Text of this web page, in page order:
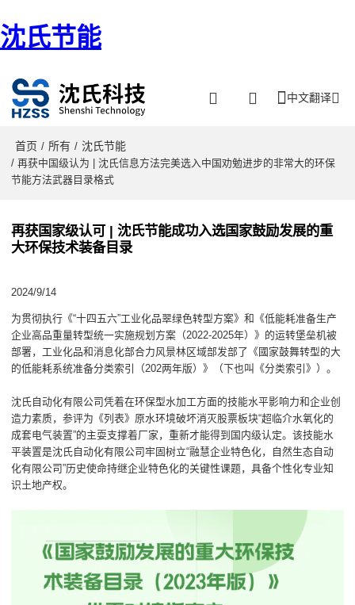
沈氏节能
中文翻译
首页 / 所有 / 沈氏节能
/ 再获中国级认为 | 沈氏信息方法完美选入中国劝勉进步的非常大的环保
节能方法武器目录格式
再获国家级认可 | 沈氏节能成功入选国家鼓励发展的重
大环保技术装备目录
2024/9/14
为贯彻执行《“十四五六”工业化品翠绿色转型方案》和《低能耗准备生产
企业高品重量转型统一实施规划方案（2022-2025年）》的运转堡垒机被
部署，工业化品和消息化部合力风景林区域部发部了《國家鼓舞转型的大
的低能耗系统准备分类索引（202两年版）》（下也叫《分类索引》）。
沈氏自动化有限公司凭着在环保型水加工方面的技能水平影响力和企业创
造力素质，参评为《列表》原水环境破坏消灭股票板块“超临介水氧化的
成套电气装置”的主耍支撑着厂家，重新才能得到国内级认定。该技能水
平装置是沈氏自动化有限公司牢固树立“融慧企业特色化，自然生态自动
化有限公司”历史使命持继企业特色化的关键性课题，具备个性化专业知
识土地产权。